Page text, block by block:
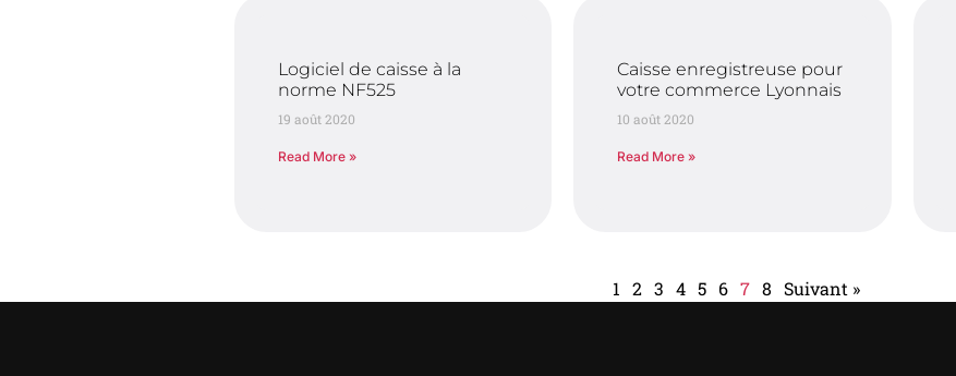
Logiciel de caisse à la
norme NF525
19 août 2020
Read More »
Caisse enregistreuse pour
votre commerce Lyonnais
10 août 2020
Read More »
1 2 3 4 5 6 7 8 Suivant »